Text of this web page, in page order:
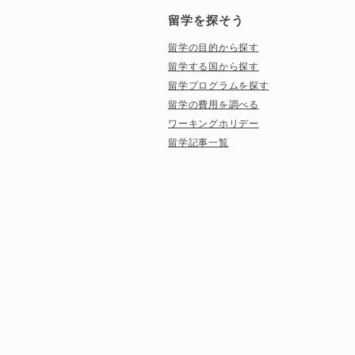
留学を探そう
留学の目的から探す
留学する国から探す
留学プログラムを探す
留学の費用を調べる
ワーキングホリデー
留学記事一覧